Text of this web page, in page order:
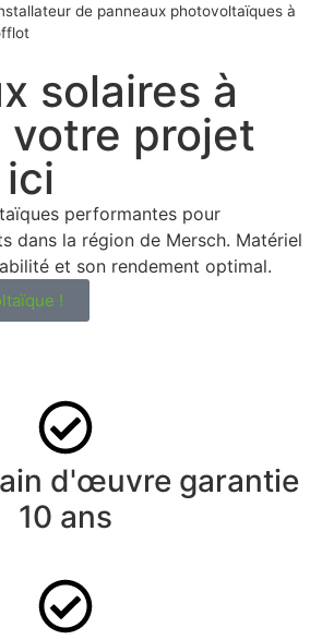
de panneaux photovoltaïques à
solaires à
votre projet
performantes pour
dans la région de Mersch. Matériel
et son rendement optimal.
!
d'œuvre garantie
10 ans